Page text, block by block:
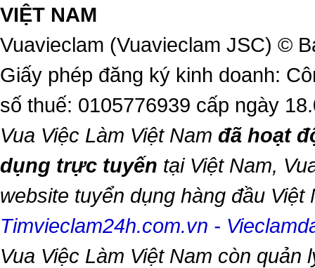
VIỆT NAM
Vuavieclam (Vuavieclam JSC) ©
Giấy phép đăng ký kinh doanh:
số thuế: 0105776939 cấp ngày
Vua Việc Làm Việt Nam đã hoạt
dụng trực tuyến tại Việt Nam,
website tuyển dụng hàng đầu
Timvieclam24h.com.vn -
Vua Việc Làm Việt Nam còn quản